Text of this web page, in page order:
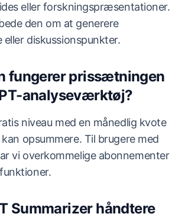
eller forskningspræsentationer.
den om at generere
eller diskussionspunkter.
fungerer prissætningen
analyseværktøj?
niveau med en månedlig kvote
opsummere. Til brugere med
vi overkommelige abonnementer
Summarizer håndtere